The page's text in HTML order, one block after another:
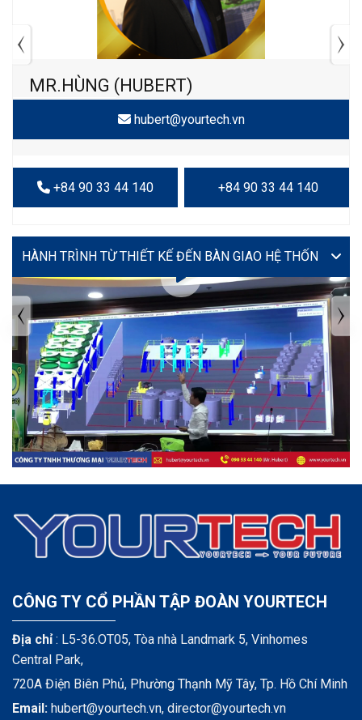
MR.HÙNG (HUBERT)
hubert@yourtech.vn
+84 90 33 44 140 +84 90 33 44 140
VIDEO
TIN TỨC MỚI NHẤT
Tuyển dụng: Nhân viên KẾ TOÁN
CÔNG TY CỔ PHẦN TẬP ĐOÀN YOURTECH
Địa chỉ: L5-36.OT05, Tòa nhà Landmark 5, Vinhomes
Central Park,
720A Điện Biên Phủ, Phường Thạnh Mỹ Tây, Tp. Hồ Chí Minh
Email: hubert@yourtech.vn, director@yourtech.vn